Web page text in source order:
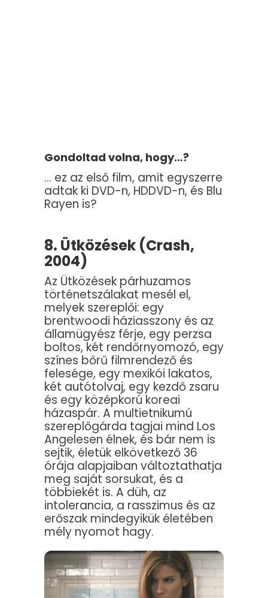
Gondoltad volna, hogy…?
… ez az első film, amit egyszerre
adtak ki DVD-n, HDDVD-n, és Blu
Rayen is?
8. Ütközések (Crash,
2004)
Az Ütközések párhuzamos
történetszálakat mesél el,
melyek szereplői: egy
brentwoodi háziasszony és az
államügyész férje, egy perzsa
boltos, két rendőrnyomozó, egy
színes bőrű filmrendező és
felesége, egy mexikói lakatos,
két autótolvaj, egy kezdő zsaru
és egy középkorú koreai
házaspár. A multietnikumú
szereplőgárda tagjai mind Los
Angelesen élnek, és bár nem is
sejtik, életük elkövetkező 36
órája alapjaiban változtathatja
meg saját sorsukat, és a
többiekét is. A düh, az
intolerancia, a rasszimus és az
erőszak mindegyikük életében
mély nyomot hagy.